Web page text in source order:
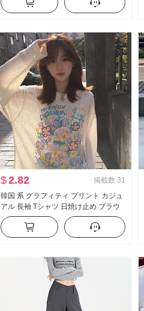
ーズフィット フロアレングス カジュ
アル ズボン
$2.82 掲載数 31
韓国 系 グラフィティ プリント カジュ
アル 長袖 Tシャツ 日焼け止め ブラウ
ス 女性 春夏 ルーズフィット ルーズ 風
が冷たい 感 クルーネック トップス